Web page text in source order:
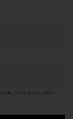
de SMS
. Se pueden